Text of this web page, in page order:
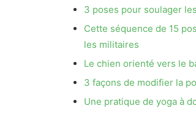
3 poses pour soulager
Cette séquence de 15
les militaires
Le chien orienté vers le
3 façons de modifier la
Une pratique de yoga à